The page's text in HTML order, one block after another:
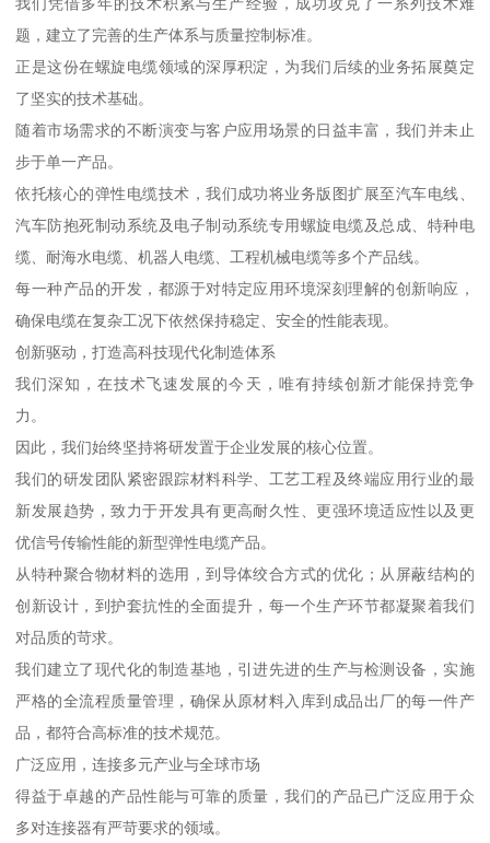
我们凭借多年的技术积累与生产经验，成功攻克了一系列技术难
题，建立了完善的生产体系与质量控制标准。
正是这份在螺旋电缆领域的深厚积淀，为我们后续的业务拓展奠定
了坚实的技术基础。
随着市场需求的不断演变与客户应用场景的日益丰富，我们并未止
步于单一产品。
依托核心的弹性电缆技术，我们成功将业务版图扩展至汽车电线、
汽车防抱死制动系统及电子制动系统专用螺旋电缆及总成、特种电
缆、耐海水电缆、机器人电缆、工程机械电缆等多个产品线。
每一种产品的开发，都源于对特定应用环境深刻理解的创新响应，
确保电缆在复杂工况下依然保持稳定、安全的性能表现。
创新驱动，打造高科技现代化制造体系
我们深知，在技术飞速发展的今天，唯有持续创新才能保持竞争
力。
因此，我们始终坚持将研发置于企业发展的核心位置。
我们的研发团队紧密跟踪材料科学、工艺工程及终端应用行业的最
新发展趋势，致力于开发具有更高耐久性、更强环境适应性以及更
优信号传输性能的新型弹性电缆产品。
从特种聚合物材料的选用，到导体绞合方式的优化；从屏蔽结构的
创新设计，到护套抗性的全面提升，每一个生产环节都凝聚着我们
对品质的苛求。
我们建立了现代化的制造基地，引进先进的生产与检测设备，实施
严格的全流程质量管理，确保从原材料入库到成品出厂的每一件产
品，都符合高标准的技术规范。
广泛应用，连接多元产业与全球市场
得益于卓越的产品性能与可靠的质量，我们的产品已广泛应用于众
多对连接器有严苛要求的领域。